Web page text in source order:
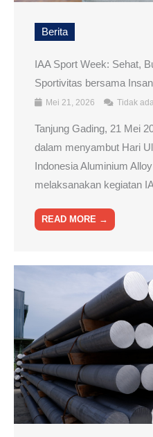
Berita
IAA Sport Week: Sehat,
Sportivitas bersama
Mei 21, 2026 Tidak
Tanjung Gading, 21 Mei
dalam menyambut Hari
Indonesia Aluminium
melaksanakan kegiatan
READ MORE →